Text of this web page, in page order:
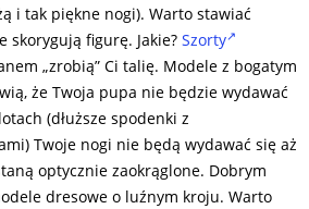
i tak piękne nogi). Warto stawiać
skorygują figurę. Jakie? Szorty
„zrobią” Ci talię. Modele z bogatym
że Twoja pupa nie będzie wydawać
(dłuższe spodenki z
Twoje nogi nie będą wydawać się aż
optycznie zaokrąglone. Dobrym
dresowe o luźnym kroju. Warto